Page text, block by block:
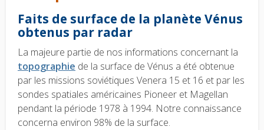
Faits de surface de la planète Vénus
obtenus par radar
La majeure partie de nos informations concernant la
topographie de la surface de Vénus a été obtenue
par les missions soviétiques Venera 15 et 16 et par les
sondes spatiales américaines Pioneer et Magellan
pendant la période 1978 à 1994. Notre connaissance
concerna environ 98% de la surface.